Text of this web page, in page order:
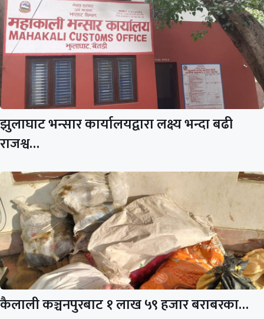
झुलाघाट भन्सार कार्यालयद्वारा लक्ष्य भन्दा बढी
राजश्व…
कैलाली कञ्चनपुरबाट १ लाख ५९ हजार बराबरका…